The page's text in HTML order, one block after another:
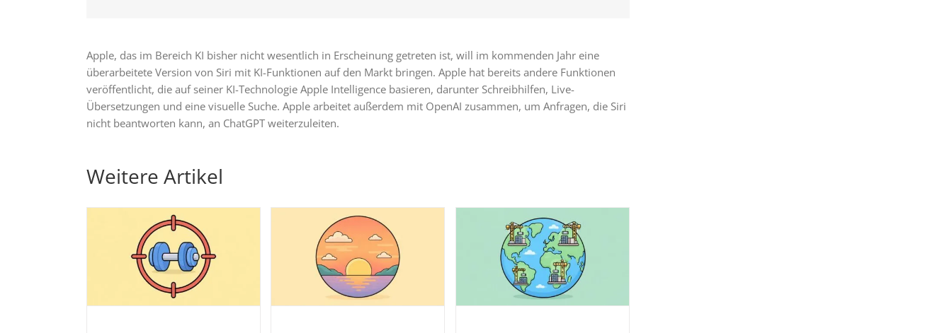
Apple, das im Bereich KI bisher nicht wesentlich in Erscheinung getreten ist, will im kommenden Jahr eine
überarbeitete Version von Siri mit KI-Funktionen auf den Markt bringen. Apple hat bereits andere Funktionen
veröffentlicht, die auf seiner KI-Technologie Apple Intelligence basieren, darunter Schreibhilfen, Live-
Übersetzungen und eine visuelle Suche. Apple arbeitet außerdem mit OpenAI zusammen, um Anfragen, die Siri
nicht beantworten kann, an ChatGPT weiterzuleiten.
Weitere Artikel